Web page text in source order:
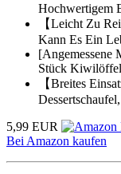
Hochwertigem
【Leicht Zu
Kann Es Ein
[Angemessene
Stück
【Breites
5,99 EUR
Bei Amazon kaufen